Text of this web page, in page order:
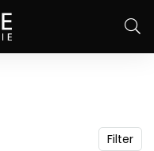
Filter